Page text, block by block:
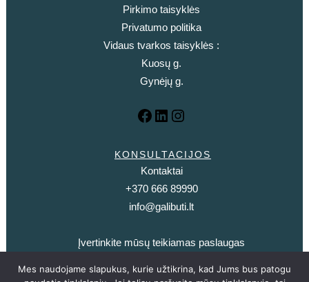
Pirkimo taisyklės
Privatumo politika
Vidaus tvarkos taisyklės :
Kuosų g.
Gynėjų g.
KONSULTACIJOS
Kontaktai
+370 666 89990
info@galibuti.lt
Įvertinkite mūsų teikiamas paslaugas
Mes naudojame slapukus, kurie užtikrina, kad Jums bus patogu